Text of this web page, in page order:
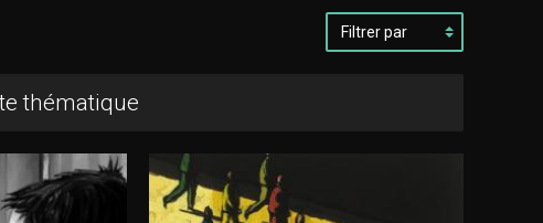
par
thématique